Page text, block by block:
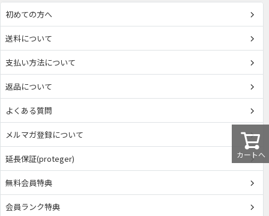
カートへ
初めての方へ
送料について
支払い方法について
返品について
よくある質問
メルマガ登録について
延長保証(proteger)
無料会員特典
会員ランク特典